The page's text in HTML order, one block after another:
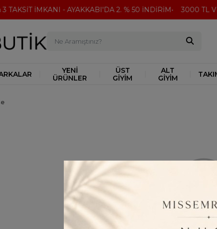
TAKSİT İMKANI - AYAKKABI'DA 2. % 50 İNDİRİM 3000 TL
YENİ
ÜRÜNLER
ÜST
GİYİM
ALT
GİYİM